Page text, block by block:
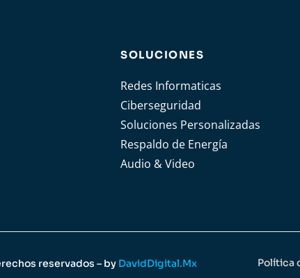
SOLUCIONES
Redes Informaticas
Ciberseguridad
Soluciones Personalizadas
Respaldo de Energía
Audio & Video
reservados – by DavidDigital.Mx Política